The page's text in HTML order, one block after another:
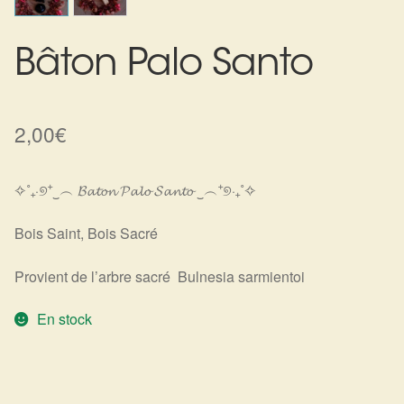
Harmonisation des lieux
Soin beauté
Déco
Cadeaux de naissance
Bâton Palo Santo
2,00€
✧˚₊‧୭⁺‿︵ 𝓑𝓪𝓽𝓸𝓷 𝓟𝓪𝓵𝓸️ 𝓢𝓪𝓷𝓽𝓸 ‿︵⁺୭‧₊˚✧
Bois Saint, Bois Sacré
Provient de l’arbre sacré Bulnesia sarmientoi
En stock